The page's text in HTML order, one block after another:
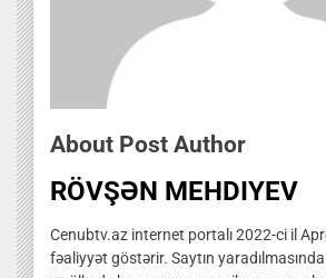
About Post Author
RÖVŞƏN MEHDIYEV
Cenubtv.az internet portalı 2022-ci il
fəaliyyət göstərir. Saytın